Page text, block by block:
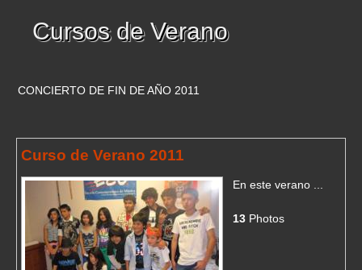
Cursos de Verano
CONCIERTO DE FIN DE AÑO 2011
Curso de Verano 2011
En este verano ...
13 Photos